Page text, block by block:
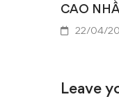
CAO
22/04/
Leave